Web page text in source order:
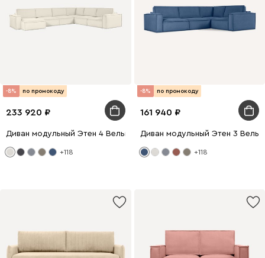
-8% по промокоду
233 920
Диван модульный Этен 4 Вельвет Молочный
+118
-8% по промокоду
161 940
Диван модульный Этен 3
+118